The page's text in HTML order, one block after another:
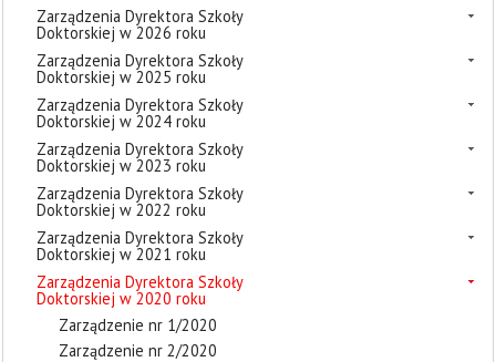
Zarządzenia Dyrektora Szkoły
Doktorskiej w 2026 roku
Zarządzenia Dyrektora Szkoły
Doktorskiej w 2025 roku
Zarządzenia Dyrektora Szkoły
Doktorskiej w 2024 roku
Zarządzenia Dyrektora Szkoły
Doktorskiej w 2023 roku
Zarządzenia Dyrektora Szkoły
Doktorskiej w 2022 roku
Zarządzenia Dyrektora Szkoły
Doktorskiej w 2021 roku
Zarządzenia Dyrektora Szkoły
Doktorskiej w 2020 roku
Zarządzenie nr 1/2020
Zarządzenie nr 2/2020